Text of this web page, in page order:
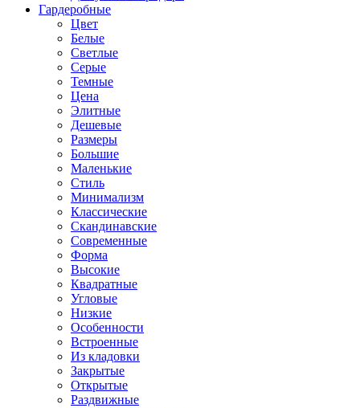
Гардеробные
Цвет
Белые
Светлые
Серые
Темные
Цена
Элитные
Дешевые
Размеры
Большие
Маленькие
Стиль
Минимализм
Классические
Скандинавские
Современные
Форма
Высокие
Квадратные
Угловые
Низкие
Особенности
Встроенные
Из кладовки
Закрытые
Открытые
Раздвижные